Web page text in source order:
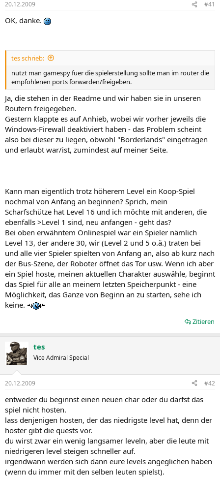
20.12.2009 #41
OK, danke.
tes schrieb:
nutzt man gamespy fuer die spielerstellung sollte man im router die
empfohlenen ports forwarden/freigeben.
Ja, die stehen in der Readme und wir haben sie in unseren
Routern freigegeben.
Gestern klappte es auf Anhieb, wobei wir vorher jeweils die
Windows-Firewall deaktiviert haben - das Problem scheint
also bei dieser zu liegen, obwohl "Borderlands" eingetragen
und erlaubt war/ist, zumindest auf meiner Seite.
Kann man eigentlich trotz höherem Level ein Koop-Spiel
nochmal von Anfang an beginnen? Sprich, mein
Scharfschütze hat Level 16 und ich möchte mit anderen, die
ebenfalls >Level 1 sind, neu anfangen - geht das?
Bei oben erwähntem Onlinespiel war ein Spieler nämlich
Level 13, der andere 30, wir (Level 2 und 5 o.ä.) traten bei
und alle vier Spieler spielten von Anfang an, also ab kurz nach
der Bus-Szene, der Roboter öffnet das Tor usw. Wenn ich aber
ein Spiel hoste, meinen aktuellen Charakter auswähle, beginnt
das Spiel für alle an meinem letzten Speicherpunkt - eine
Möglichkeit, das Ganze von Beginn an zu starten, sehe ich
keine.
Zitieren
tes
Vice Admiral Special
20.12.2009 #42
entweder du beginnst einen neuen char oder du darfst das
spiel nicht hosten.
lass denjenigen hosten, der das niedrigste level hat, denn der
hoster gibt die quests vor.
du wirst zwar ein wenig langsamer leveln, aber die leute mit
niedrigeren level steigen schneller auf.
irgendwann werden sich dann eure levels angeglichen haben
(wenn du immer mit den selben leuten spielst).